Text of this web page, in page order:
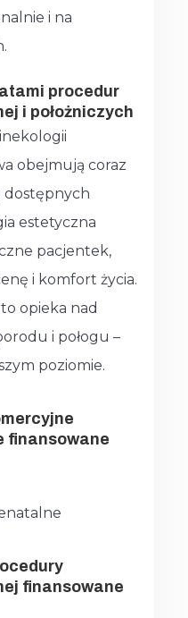
i na
procedur
i położniczych
obejmują coraz
dostępnych
estetyczna
pacjentek,
i komfort życia.
opieka nad
i połogu –
poziomie.
finansowane
finansowane